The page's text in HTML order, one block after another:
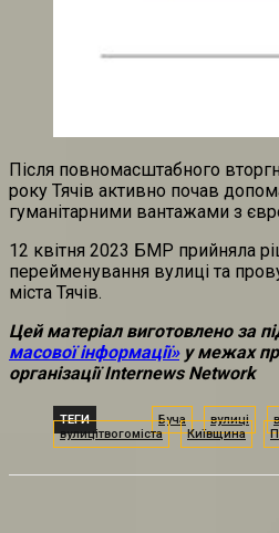
Після повномасштабного
року Тячів активно почав
гуманітарними вантажами з
12 квітня 2023 БМР прийняла
перейменування вулиці та
міста Тячів.
Цей матеріал виготовлено за
масової інформації»у межах
організації Internews Network
ТЕГИ Буча вулиці
вулицітвогоміста
Київщина